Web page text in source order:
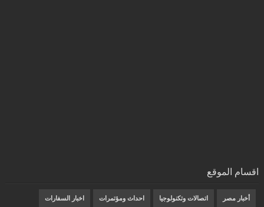
اقسام الموقع
أخبار مصر اتصالات وتكنولوجيا احداث ومؤتمرات اخبار السفارات